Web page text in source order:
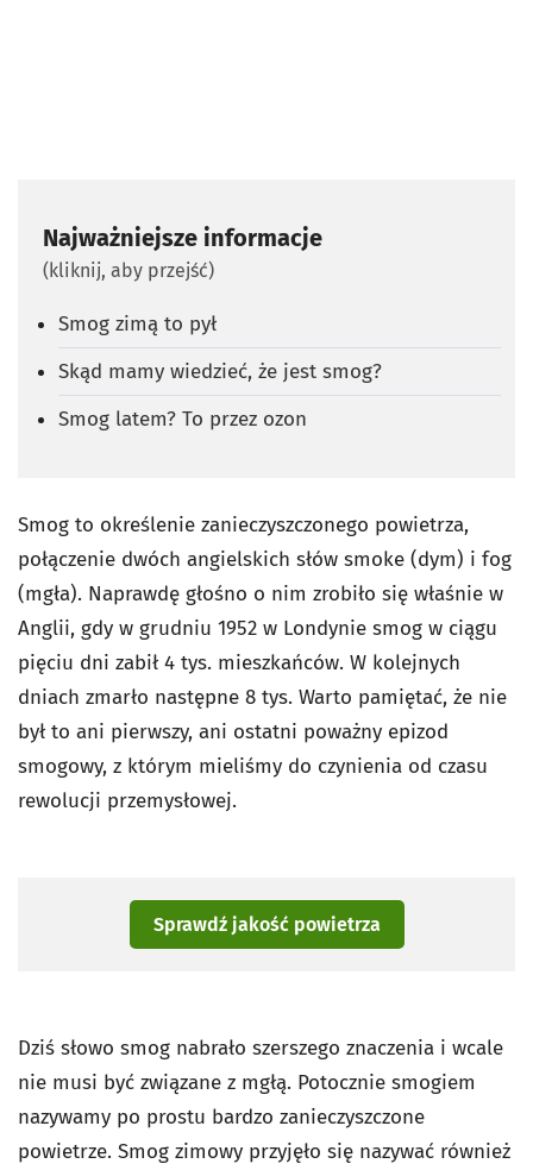
Najważniejsze informacje
(kliknij, aby przejść)
Smog zimą to pył
Skąd mamy wiedzieć, że jest smog?
Smog latem? To przez ozon
Smog to określenie zanieczyszczonego powietrza,
połączenie dwóch angielskich słów smoke (dym) i fog
(mgła). Naprawdę głośno o nim zrobiło się właśnie w
Anglii, gdy w grudniu 1952 w Londynie smog w ciągu
pięciu dni zabił 4 tys. mieszkańców. W kolejnych
dniach zmarło następne 8 tys. Warto pamiętać, że nie
był to ani pierwszy, ani ostatni poważny epizod
smogowy, z którym mieliśmy do czynienia od czasu
rewolucji przemysłowej.
Sprawdź jakość powietrza
Dziś słowo smog nabrało szerszego znaczenia i wcale
nie musi być związane z mgłą. Potocznie smogiem
nazywamy po prostu bardzo zanieczyszczone
powietrze. Smog zimowy przyjęło się nazywać również